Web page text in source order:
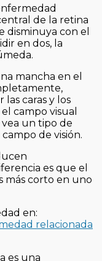
de la retina
disminuya con el
en dos, la
mancha en el
caras y los
campo visual
un tipo de
de visión.
es que el
más corto en uno
en:
relacionada
es una